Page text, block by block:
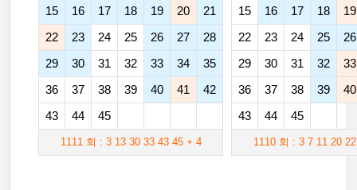
15 16 17 18 19 20 21
22 23 24 25 26 27 28
29 30 31 32 33 34 35
36 37 38 39 40 41 42
43 44 45
1111 회 : 3 13 30 33 43 45 + 4
15 16 17 18 19
22 23 24 25 26
29 30 31 32 33
36 37 38 39 40
43 44 45
1110 회 : 3 7 11 20